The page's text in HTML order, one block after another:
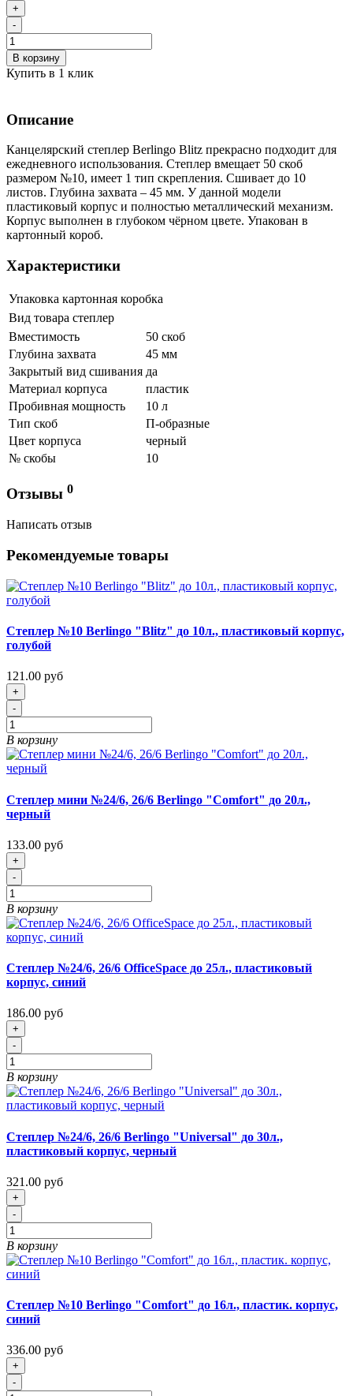
+
-
В корзину
Купить в 1 клик
Описание
Канцелярский степлер Berlingo Blitz прекрасно подходит для
ежедневного использования. Степлер вмещает 50 скоб
размером №10, имеет 1 тип скрепления. Сшивает до 10
листов. Глубина захвата – 45 мм. У данной модели
пластиковый корпус и полностью металлический механизм.
Корпус выполнен в глубоком чёрном цвете. Упакован в
картонный короб.
Характеристики
Упаковка картонная коробка
Вид товара степлер
Вместимость
50 скоб
Глубина захвата
45 мм
Закрытый вид сшивания да
Материал корпуса
пластик
Пробивная мощность
10 л
Тип скоб
П-образные
Цвет корпуса
черный
№ скобы
10
Отзывы 0
Написать отзыв
Рекомендуемые товары
Степлер №10 Berlingo "Blitz" до 10л., пластиковый корпус,
голубой
121.00 руб
+
-
В корзину
Степлер мини №24/6, 26/6 Berlingo "Comfort" до 20л.,
черный
133.00 руб
+
-
В корзину
Степлер №24/6, 26/6 OfficeSpace до 25л., пластиковый
корпус, синий
186.00 руб
+
-
В корзину
Степлер №24/6, 26/6 Berlingo "Universal" до 30л.,
пластиковый корпус, черный
321.00 руб
+
-
В корзину
Степлер №10 Berlingo "Comfort" до 16л., пластик. корпус,
синий
336.00 руб
+
-